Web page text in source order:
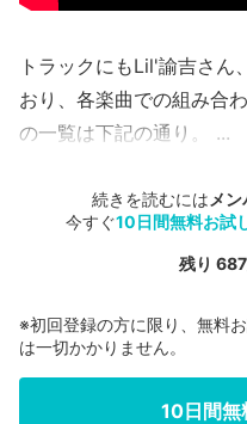
トラックにもLil'諭吉さ
おり、各楽曲での組み合
の一覧は下記の通り。 ...
続きを読むには メ
今すぐ10日間無料お試
残り
※初回登録の方に限り、無料
は一切かかりません。
10日間無